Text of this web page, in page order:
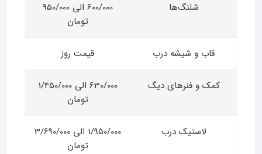
شلنگ‌ها
600/000 الی 950/000
تومان
قاب و شیشه درب قیمت روز
کمک و فنرهای دیگ
630/000 الی 1/450/000
تومان
لاستیک درب
1/950/000 الی 3/690/000
تومان